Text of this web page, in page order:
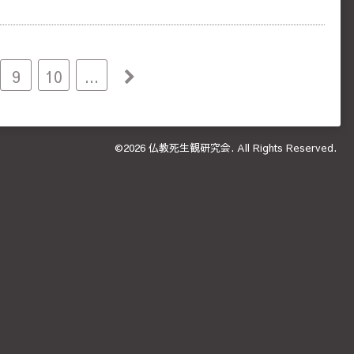
9 10 ...
©2026 仏教死生観研究会. All Rights Reserved.